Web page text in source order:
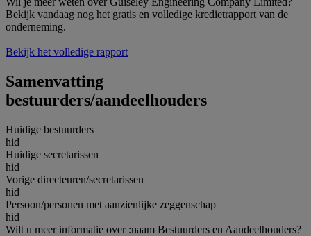
Bekijk vandaag nog het gratis en volledige kredietrapport van de
onderneming.
Bekijk het volledige rapport
Samenvatting
bestuurders/aandeelhouders
Huidige bestuurders
hid
Huidige secretarissen
hid
Vorige directeuren/secretarissen
hid
Persoon/personen met aanzienlijke zeggenschap
hid
Wilt u meer informatie over :naam Bestuurders en Aandeelhouders?